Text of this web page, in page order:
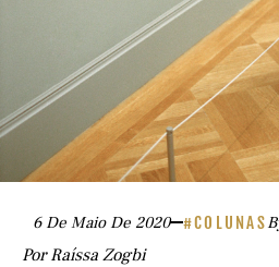
6 De Maio De 2020 #COLUNAS
Por Raíssa Zogbi